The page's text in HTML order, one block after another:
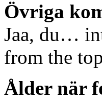
Övriga
Jaa, du…
from the
Ålder när